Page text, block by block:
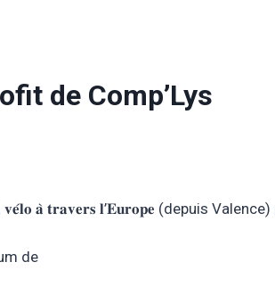
de Comp’Lys
𝐚̀ 𝐭𝐫𝐚𝐯𝐞𝐫𝐬 𝐥’𝐄𝐮𝐫𝐨𝐩𝐞 (depuis
de